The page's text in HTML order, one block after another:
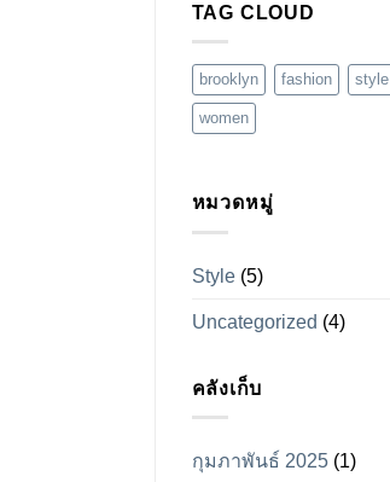
TAG CLOUD
brooklyn fashion style
women
หมวดหมู่
Style(5)
Uncategorized (4)
คลังเก็บ
กุมภาพันธ์ 2025(1)